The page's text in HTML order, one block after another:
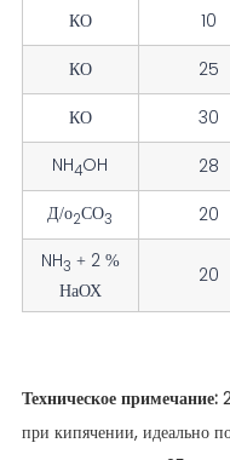
КО
10
КО
25
КО
30
NH4OH 28
Д/о2СО3 20
NH3 + 2 %
НаОХ
20
Техническое примечание:
при кипячении, идеально